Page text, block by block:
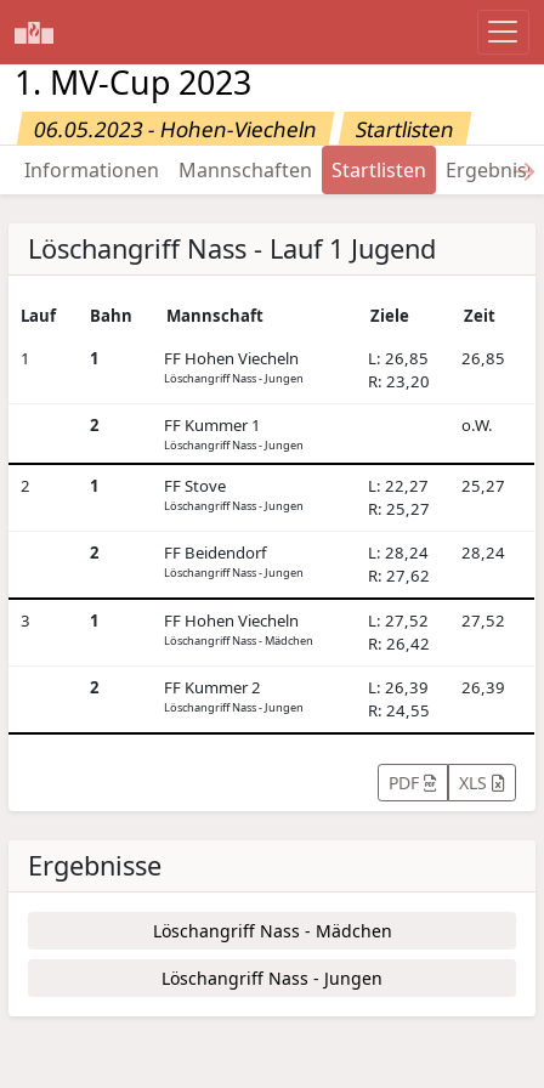
1. MV-Cup 2023
06.05.2023 - Hohen-Viecheln Startlisten
Informationen Mannschaften Startlisten →
Löschangriff Nass - Lauf 1 Jugend
Lauf Bahn Mannschaft Ziele
Zeit
1
1 FF Hohen Viecheln
Löschangriff Nass - Jungen
L: 26,85
R: 23,20
26,85
2 FF Kummer 1
Löschangriff Nass - Jungen
o.W.
2 1 FF Stove
Löschangriff Nass - Jungen
L: 22,27
R: 25,27
25,27
2 FF Beidendorf
Löschangriff Nass - Jungen
L: 28,24
R: 27,62
28,24
3 1 FF Hohen Viecheln
Löschangriff Nass - Mädchen
L: 27,52
R: 26,42
27,52
2 FF Kummer 2
Löschangriff Nass - Jungen
L: 26,39
R: 24,55
26,39
PDF XLS
Ergebnisse
Löschangriff Nass - Mädchen
Löschangriff Nass - Jungen